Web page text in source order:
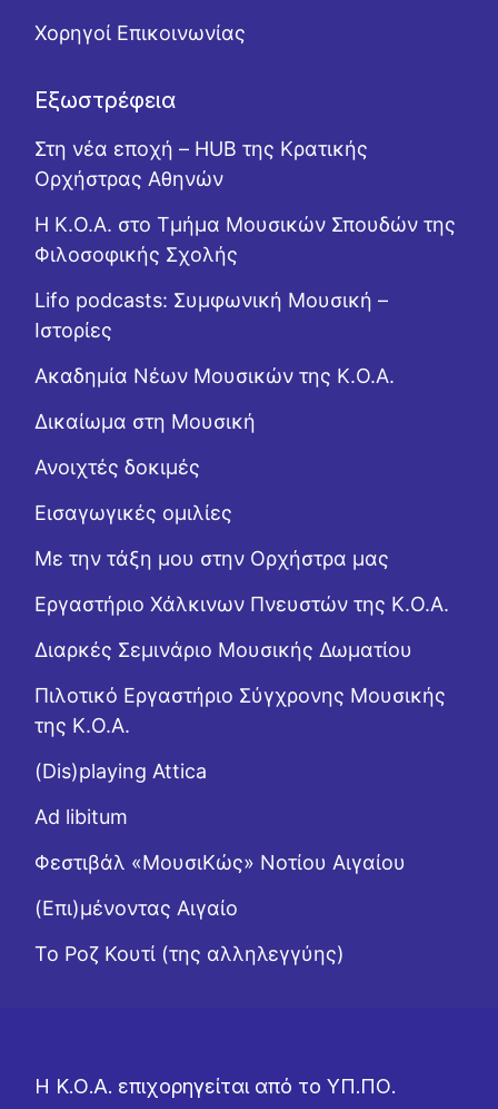
Χορηγοί Επικοινωνίας
Εξωστρέφεια
Στη νέα εποχή – HUB της Κρατικής
Ορχήστρας Αθηνών
Η Κ.Ο.Α. στο Τμήμα Μουσικών Σπουδών της
Φιλοσοφικής Σχολής
Lifo podcasts: Συμφωνική Μουσική –
Ιστορίες
Ακαδημία Νέων Μουσικών της Κ.Ο.Α.
Δικαίωμα στη Μουσική
Ανοιχτές δοκιμές
Εισαγωγικές ομιλίες
Με την τάξη μου στην Ορχήστρα μας
Εργαστήριo Χάλκινων Πνευστών της Κ.Ο.Α.
Διαρκές Σεμινάριο Μουσικής Δωματίου
Πιλοτικό Εργαστήριο Σύγχρονης Μουσικής
της Κ.Ο.Α.
(Dis)playing Attica
Ad libitum
Φεστιβάλ «ΜουσιΚώς» Νοτίου Αιγαίου
(Επι)μένοντας Αιγαίο
Το Ροζ Κουτί (της αλληλεγγύης)
Η Κ.Ο.Α. επιχορηγείται από το ΥΠ.ΠΟ.